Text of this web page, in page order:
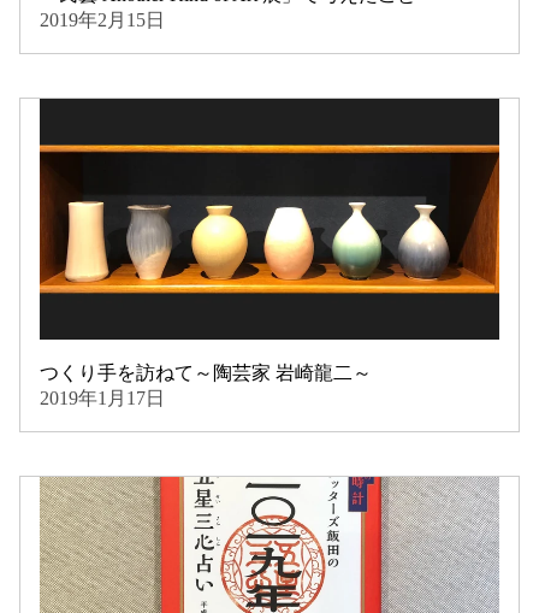
2019年2月15日
つくり手を訪ねて～陶芸家 岩崎龍二～
2019年1月17日